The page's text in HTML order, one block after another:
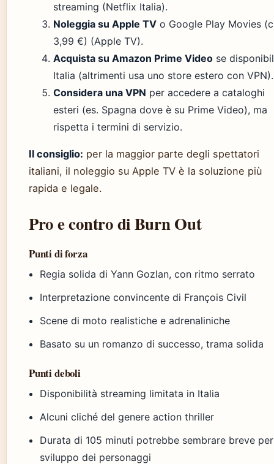
streaming (Netflix Italia).
Noleggia su Apple TV o Google Play Movies
3,99 €) (Apple TV).
Acquista su Amazon Prime Video se
Italia (altrimenti usa uno store estero con VPN).
Considera una VPN per accedere a cataloghi
esteri (es. Spagna dove è su Prime Video), ma
rispetta i termini di servizio.
Il consiglio: per la maggior parte degli spettatori
italiani, il noleggio su Apple TV è la soluzione più
rapida e legale.
Pro e contro di Burn Out
Punti di forza
Regia solida di Yann Gozlan, con ritmo serrato
Interpretazione convincente di François Civil
Scene di moto realistiche e adrenaliniche
Basato su un romanzo di successo, trama solida
Punti deboli
Disponibilità streaming limitata in Italia
Alcuni cliché del genere action thriller
Durata di 105 minuti potrebbe sembrare breve
sviluppo dei personaggi